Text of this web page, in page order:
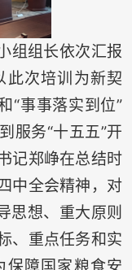
组组长依次汇报
此次培训为新契
“事事落实到位”
服务“十五五”开
记郑峥在总结时
中全会精神，对
思想、重大原则
、重点任务和实